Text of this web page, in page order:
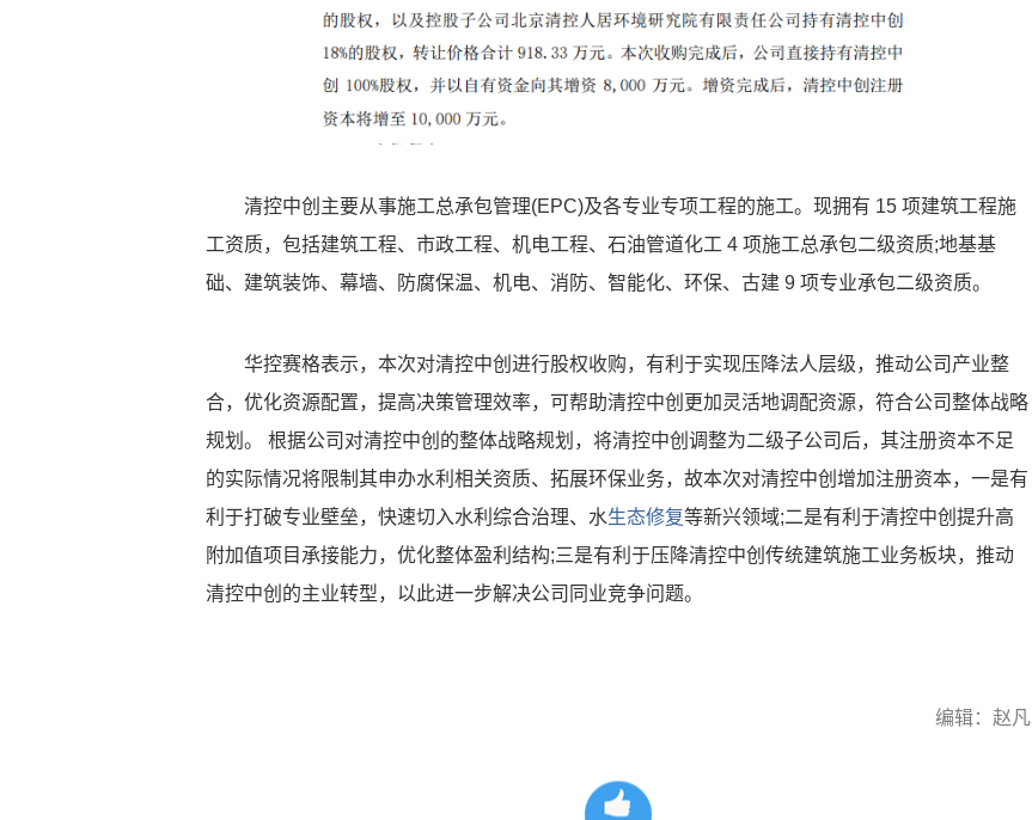
清控中创主要从事施工总承包管理(EPC)及各专业专项工程的施工。现拥有 15 项建筑工程施
工资质，包括建筑工程、市政工程、机电工程、石油管道化工 4 项施工总承包二级资质;地基基
础、建筑装饰、幕墙、防腐保温、机电、消防、智能化、环保、古建 9 项专业承包二级资质。
华控赛格表示，本次对清控中创进行股权收购，有利于实现压降法人层级，推动公司产业整
合，优化资源配置，提高决策管理效率，可帮助清控中创更加灵活地调配资源，符合公司整体战略
规划。 根据公司对清控中创的整体战略规划，将清控中创调整为二级子公司后，其注册资本不足
的实际情况将限制其申办水利相关资质、拓展环保业务，故本次对清控中创增加注册资本，一是有
利于打破专业壁垒，快速切入水利综合治理、水生态修复等新兴领域;二是有利于清控中创提升高
附加值项目承接能力，优化整体盈利结构;三是有利于压降清控中创传统建筑施工业务板块，推动
清控中创的主业转型，以此进一步解决公司同业竞争问题。
编辑：赵凡